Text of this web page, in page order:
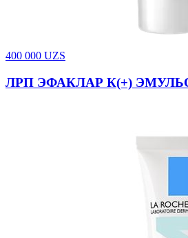
400 000 UZS
ЛРП ЭФАКЛАР К(+)